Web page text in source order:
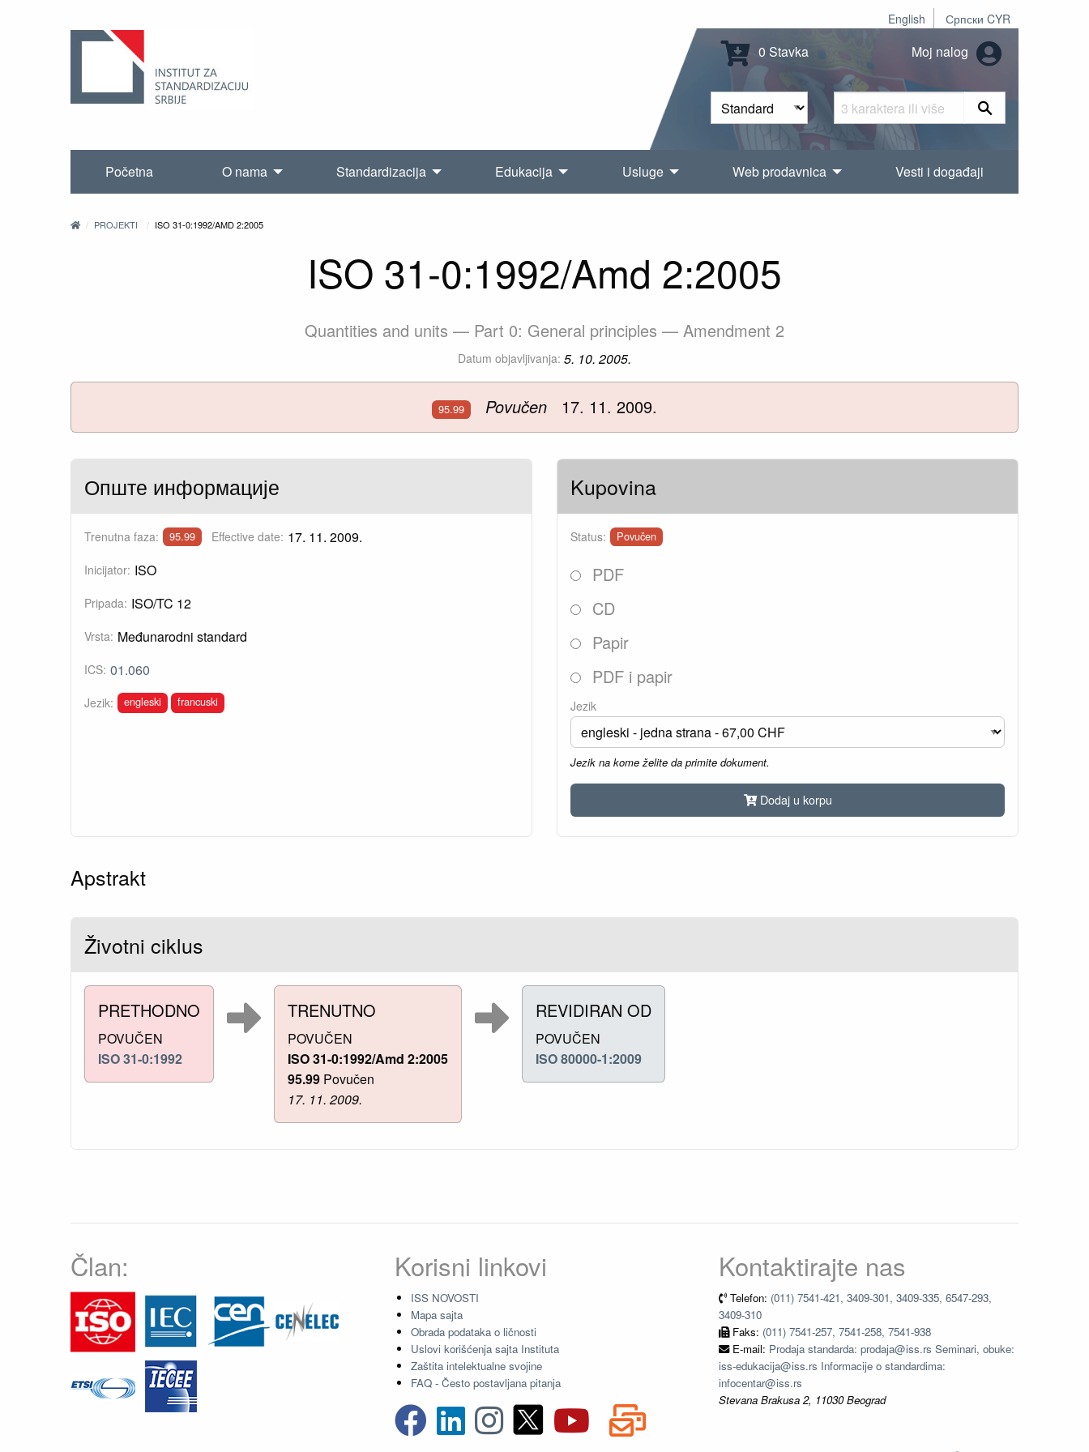
English Српски CYR
0 Stavka Moj nalog
Početna O nama Standardizacija Edukacija Usluge Web prodavnica Vesti i događaji
PROJEKTI ISO 31-0:1992/AMD 2:2005
ISO 31-0:1992/Amd 2:2005
Quantities and units — Part 0: General principles — Amendment 2
Datum objavljivanja: 5. 10. 2005.
95.99 Povučen 17. 11. 2009.
Опште информације
Trenutna faza: 95.99 Effective date: 17. 11. 2009.
Inicijator: ISO
Pripada: ISO/TC 12
Vrsta: Međunarodni standard
ICS: 01.060
Jezik: engleski francuski
Kupovina
Status: Povučen
PDF
CD
Papir
PDF i papir
Jezik
Jezik na kome želite da primite dokument.
Dodaj u korpu
Apstrakt
Životni ciklus
PRETHODNO
POVUČEN
ISO 31-0:1992
TRENUTNO
POVUČEN
ISO 31-0:1992/Amd 2:2005
95.99 Povučen
17. 11. 2009.
REVIDIRAN OD
POVUČEN
ISO 80000-1:2009
Član: Korisni linkovi
ISS NOVOSTI
Mapa sajta
Obrada podataka o ličnosti
Uslovi korišćenja sajta Instituta
Zaštita intelektualne svojine
FAQ - Često postavljana pitanja
Kontaktirajte nas
Telefon: (011) 7541-421, 3409-301, 3409-335, 6547-293,
3409-310
Faks: (011) 7541-257, 7541-258, 7541-938
E-mail: Prodaja standarda: prodaja@iss.rs Seminari, obuke:
iss-edukacija@iss.rs Informacije o standardima:
infocentar@iss.rs
Stevana Brakusa 2, 11030 Beograd